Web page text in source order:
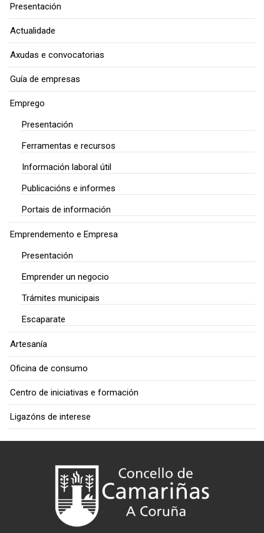
Presentación
Actualidade
Axudas e convocatorias
Guía de empresas
Emprego
Presentación
Ferramentas e recursos
Información laboral útil
Publicacións e informes
Portais de información
Emprendemento e Empresa
Presentación
Emprender un negocio
Trámites municipais
Escaparate
Artesanía
Oficina de consumo
Centro de iniciativas e formación
Ligazóns de interese